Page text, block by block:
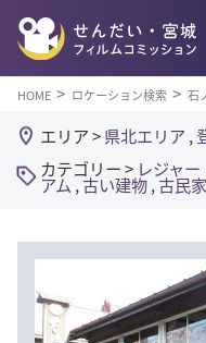
HOME ロケーション検索 石
エリア >県北エリア ,
カテゴリー > レジャ
アム,古い建物,古民